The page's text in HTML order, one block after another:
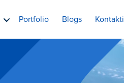
Portfolio Blogs Kontakti